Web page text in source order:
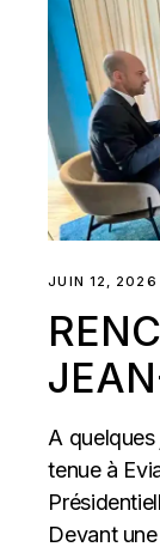
JUIN 12, 2026
A quelques
tenue à
Devant